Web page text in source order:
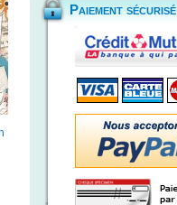
Paiement sécurisé